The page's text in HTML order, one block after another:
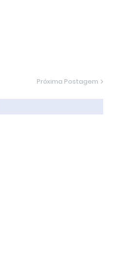
Próxima Postagem